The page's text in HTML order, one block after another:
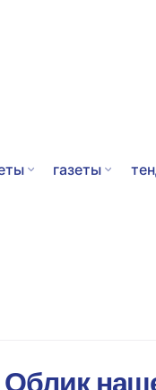
газеты